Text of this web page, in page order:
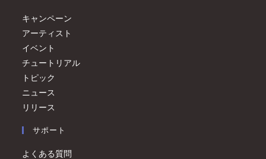
キャンペーン
アーティスト
イベント
チュートリアル
トピック
ニュース
リリース
サポート
よくある質問